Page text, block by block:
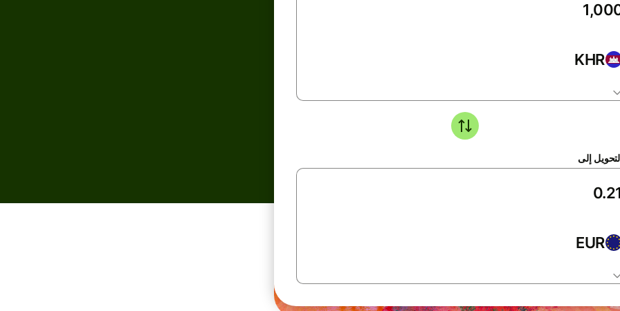
KHR
إلى
EUR